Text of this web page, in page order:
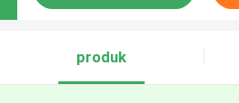
produk